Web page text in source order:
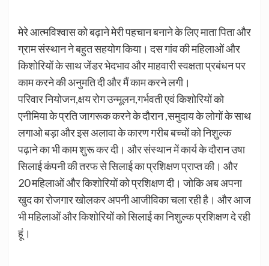
मेरे आत्मविश्वास को बढ़ाने मेरी पहचान बनाने के लिए माता पिता और
ग्राम संस्थान ने बहुत सहयोग किया। दस गांव की महिलाओं और
किशोरियों के साथ जेंडर भेदभाव और माहवारी स्वक्षता प्रबंधन पर
काम करने की अनुमति दी और मैं काम करने लगी।
परिवार नियोजन,क्षय रोग उन्मूलन,गर्भवती एवं किशोरियों को
एनीमिया के प्रति जागरूक करने के दौरान ,समुदाय के लोगों के साथ
लगाओ बड़ा और इस अलावा के कारण गरीब बच्चों को निशुल्क
पढ़ाने का भी काम शुरू कर दी। और संस्थान में कार्य के दौरान उषा
सिलाई कंपनी की तरफ से सिलाई का प्रशिक्षण प्राप्त की। और
20 महिलाओं और किशोरियों को प्रशिक्षण दी। जोकि अब अपना
खुद का रोजगार खोलकर अपनी आजीविका चला रही है। और आज
भी महिलाओं और किशोरियों को सिलाई का निशुल्क प्रशिक्षण दे रही
हूं।